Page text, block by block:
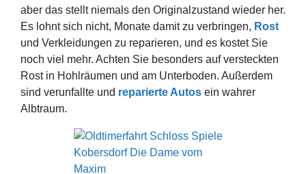
aber das stellt niemals den Originalzustand wieder her.
Es lohnt sich nicht, Monate damit zu verbringen, Rost
und Verkleidungen zu reparieren, und es kostet Sie
noch viel mehr. Achten Sie besonders auf versteckten
Rost in Hohlräumen und am Unterboden. Außerdem
sind verunfallte und reparierte Autos ein wahrer
Albtraum.